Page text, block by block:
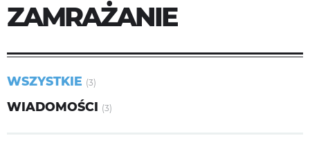
ZAMRAŻANIE
WSZYSTKIE (3)
WIADOMOŚCI (3)